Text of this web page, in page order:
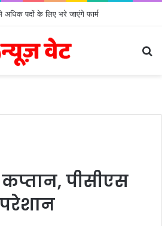
अधिक पदों के लिए भरे जाएंगे फार्म
पीसीएस